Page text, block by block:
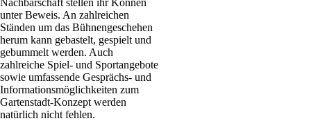
unter Beweis. An zahlreichen
Ständen um das Bühnengeschehen
herum kann gebastelt, gespielt und
gebummelt werden. Auch
zahlreiche Spiel- und Sportangebote
sowie umfassende Gesprächs- und
Informationsmöglichkeiten zum
Gartenstadt-Konzept werden
natürlich nicht fehlen.